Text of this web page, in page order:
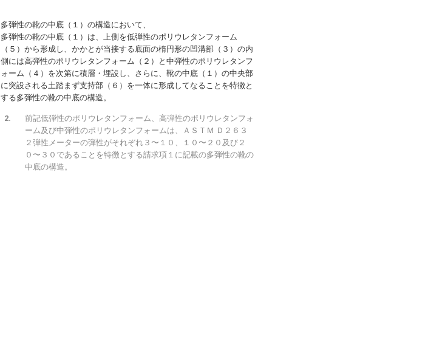
多弾性の靴の中底（１）の構造において、
多弾性の靴の中底（１）は、上側を低弾性のポリウレタンフォーム
（５）から形成し、かかとが当接する底面の楕円形の凹溝部（３）の内
側には高弾性のポリウレタンフォーム（２）と中弾性のポリウレタンフ
ォーム（４）を次第に積層・埋設し、さらに、靴の中底（１）の中央部
に突設される土踏まず支持部（６）を一体に形成してなることを特徴と
する多弾性の靴の中底の構造。
前記低弾性のポリウレタンフォーム、高弾性のポリウレタンフォ
ーム及び中弾性のポリウレタンフォームは、ＡＳＴＭ Ｄ２６３
２弾性メーターの弾性がそれぞれ３〜１０、１０〜２０及び２
０〜３０であることを特徴とする請求項１に記載の多弾性の靴の
中底の構造。